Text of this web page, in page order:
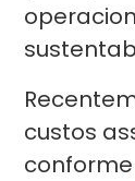
custos
conforme